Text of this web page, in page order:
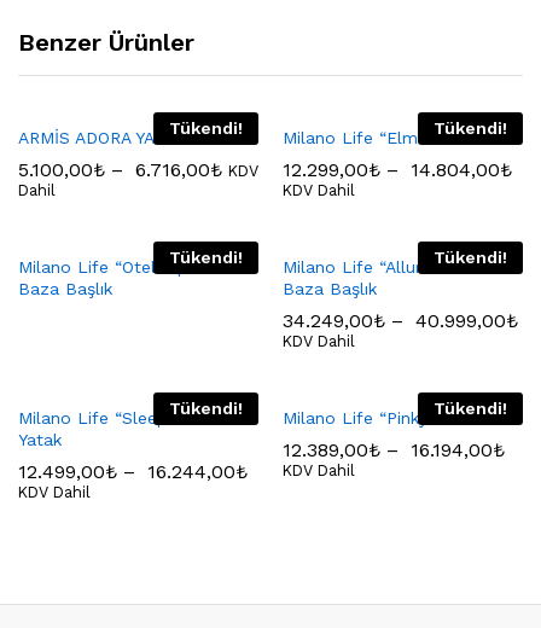
Benzer Ürünler
Tükendi!
ARMİS ADORA YATAK
5.100,00₺ – 6.716,00₺ KDV
Dahil
Tükendi!
Milano Life “Elmas” Yatak
12.299,00₺ – 14.804,00₺
KDV Dahil
Tükendi!
Milano Life “Otel Tipi” Yatak
Baza Başlık
Tükendi!
Milano Life “Allure” Yatak
Baza Başlık
34.249,00₺ – 40.999,00₺
KDV Dahil
Tükendi!
Milano Life “Sleep Life”
Yatak
12.499,00₺ – 16.244,00₺
KDV Dahil
Tükendi!
Milano Life “Pinky” Yatak
12.389,00₺ – 16.194,00₺
KDV Dahil